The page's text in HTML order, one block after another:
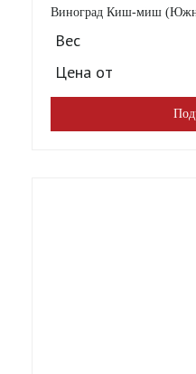
Виноград Киш-миш
Вес
Цена от